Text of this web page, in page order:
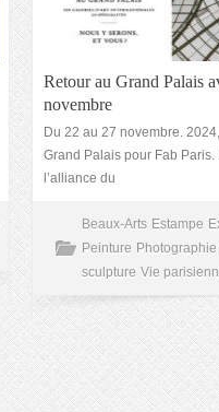
Retour au Grand Palais
novembre
Du 22 au 27 novembre.
Grand Palais pour Fab Paris.
l’alliance du
Beaux-Arts Estampe
Peinture Photographie
sculpture Vie